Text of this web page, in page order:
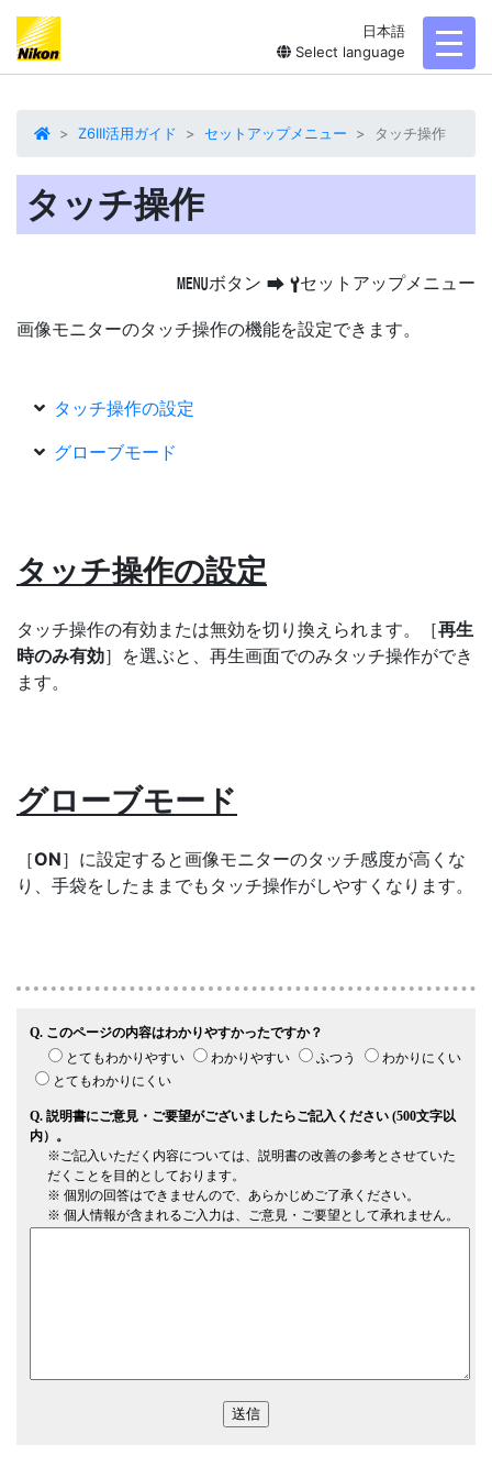
日本語
Select language
Z6III活用ガイド セットアップメニュー タッチ操作
タッチ操作
Gボタン U Bセットアップメニュー
画像モニターのタッチ操作の機能を設定できます。
タッチ操作の設定
グローブモード
タッチ操作の設定
タッチ操作の有効または無効を切り換えられます。［再生
時のみ有効］を選ぶと、再生画面でのみタッチ操作ができ
ます。
グローブモード
［ON］に設定すると画像モニターのタッチ感度が高くな
り、手袋をしたままでもタッチ操作がしやすくなります。